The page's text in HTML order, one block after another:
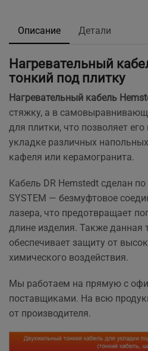
Описание Детали
Нагревательный
тонкий под плитку
Нагревательный кабель
стяжку, а в
для плитки, что позволяет
укладке различных
кафеля или керамогранита.
Кабель DR Hemstedt сделан по
SYSTEM — безмуфтовое
лазера, что предотвращает
длине изделия. Также данная
обеспечивает защиту от
химического воздействия.
Мы работаем на прямую с
поставщиками. На всю
от производителя.